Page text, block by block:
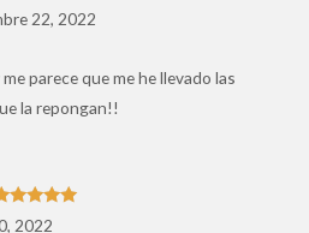
Valorado
con5de 5
22, 2022
parece que me he llevado las
la repongan!!
2022